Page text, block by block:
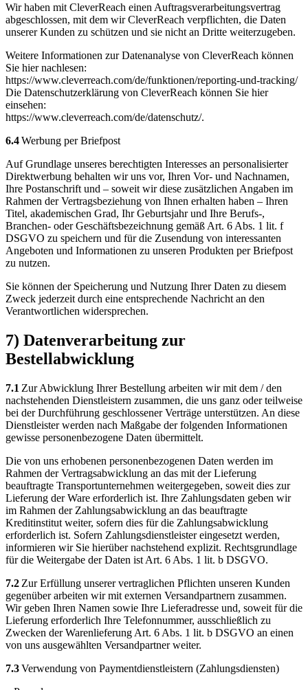
Wir haben mit CleverReach einen Auftragsverarbeitungsvertrag
abgeschlossen, mit dem wir CleverReach verpflichten, die Daten
unserer Kunden zu schützen und sie nicht an Dritte weiterzugeben.
Weitere Informationen zur Datenanalyse von CleverReach können
Sie hier nachlesen:
https://www.cleverreach.com/de/funktionen/reporting-und-tracking/
Die Datenschutzerklärung von CleverReach können Sie hier
einsehen:
https://www.cleverreach.com/de/datenschutz/.
6.4Werbung per Briefpost
Auf Grundlage unseres berechtigten Interesses an personalisierter
Direktwerbung behalten wir uns vor, Ihren Vor- und Nachnamen,
Ihre Postanschrift und – soweit wir diese zusätzlichen Angaben im
Rahmen der Vertragsbeziehung von Ihnen erhalten haben – Ihren
Titel, akademischen Grad, Ihr Geburtsjahr und Ihre Berufs-,
Branchen- oder Geschäftsbezeichnung gemäß Art. 6 Abs. 1 lit. f
DSGVO zu speichern und für die Zusendung von interessanten
Angeboten und Informationen zu unseren Produkten per Briefpost
zu nutzen.
Sie können der Speicherung und Nutzung Ihrer Daten zu diesem
Zweck jederzeit durch eine entsprechende Nachricht an den
Verantwortlichen widersprechen.
7) Datenverarbeitung zur
Bestellabwicklung
7.1 Zur Abwicklung Ihrer Bestellung arbeiten wir mit dem / den
nachstehenden Dienstleistern zusammen, die uns ganz oder teilweise
bei der Durchführung geschlossener Verträge unterstützen. An diese
Dienstleister werden nach Maßgabe der folgenden Informationen
gewisse personenbezogene Daten übermittelt.
Die von uns erhobenen personenbezogenen Daten werden im
Rahmen der Vertragsabwicklung an das mit der Lieferung
beauftragte Transportunternehmen weitergegeben, soweit dies zur
Lieferung der Ware erforderlich ist. Ihre Zahlungsdaten geben wir
im Rahmen der Zahlungsabwicklung an das beauftragte
Kreditinstitut weiter, sofern dies für die Zahlungsabwicklung
erforderlich ist. Sofern Zahlungsdienstleister eingesetzt werden,
informieren wir Sie hierüber nachstehend explizit. Rechtsgrundlage
für die Weitergabe der Daten ist Art. 6 Abs. 1 lit. b DSGVO.
7.2 Zur Erfüllung unserer vertraglichen Pflichten unseren Kunden
gegenüber arbeiten wir mit externen Versandpartnern zusammen.
Wir geben Ihren Namen sowie Ihre Lieferadresse und, soweit für die
Lieferung erforderlich Ihre Telefonnummer, ausschließlich zu
Zwecken der Warenlieferung Art. 6 Abs. 1 lit. b DSGVO an einen
von uns ausgewählten Versandpartner weiter.
7.3Verwendung von Paymentdienstleistern (Zahlungsdiensten)